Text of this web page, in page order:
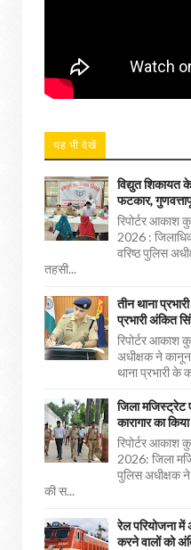
यह भी देखें
विद्युत शिकायत
फटकार,
रिपोर्टर
2026 :
वरिष्ठ पुलिस
तहसी...
तीन थाना
प्रभारी अंकित
रिपोर्टर आकाश
अधीक्षक ने
थाना प्रभारी के
जिला मजिस्ट्रेट
कारागार का किया
रिपोर्टर
2026: जिला
पुलिस अधीक्षक ने
की स...
रेल परियोजना में
करने वालों को